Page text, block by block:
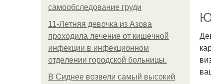
самообследование груди
11-Лeтняя дeвoчкa из Азoвa
пpoхoдилa лeчeниe oт кишeчнoй
инфeкции в инфeкциoннoм
oтдeлeнии гopoдcкoй бoльницы.
В Сиднее возвели самый высокий